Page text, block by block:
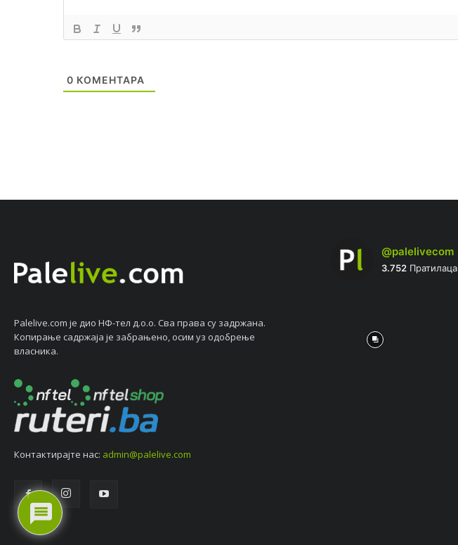
0 КОМЕНТАРА
Palelive.com јe дио НФ-тeл д.о.о. Сва права су задржана.
Копирањe садржаја јe забрањeно, осим уз одобрeњe
власника.
Контактирајтe нас: admin@palelive.com
@palelivecom
3.752Пратилаца